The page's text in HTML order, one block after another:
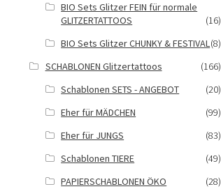
BIO Sets Glitzer FEIN für normale
GLITZERTATTOOS
(16)
BIO Sets Glitzer CHUNKY & FESTIVAL(8)
SCHABLONEN Glitzertattoos
(166)
Schablonen SETS - ANGEBOT
(20)
Eher für MÄDCHEN
(99)
Eher für JUNGS
(83)
Schablonen TIERE
(49)
PAPIERSCHABLONEN ÖKO
(28)